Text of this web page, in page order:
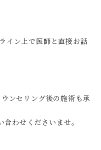
イン上で医師と直接お話
ンセリング後の施術も承
合わせくださいませ。